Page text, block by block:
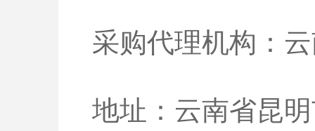
采购代理机构：
地址：云南省昆